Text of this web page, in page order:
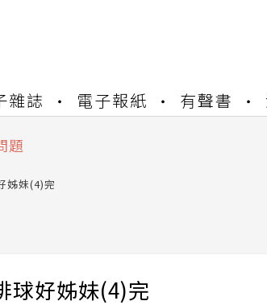
雜誌 電子報紙 有聲書
明及資產合併結果查詢
併與書櫃開通申請
題
開通與資產合併申請圖文教學
及資產合併結果查詢
與書櫃開通申請
姊妹(4)完
球好姊妹(4)完